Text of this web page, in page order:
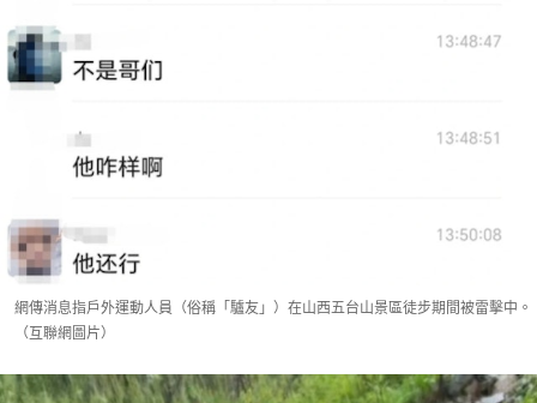
網傳消息指戶外運動人員（俗稱「驢友」）在山西五台山景區徒步期間被雷擊中。
（互聯網圖片）